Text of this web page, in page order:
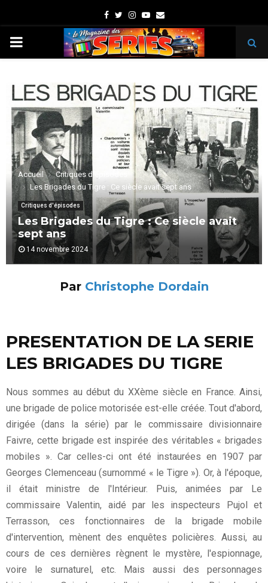
Facebook
TwitterInstagram
Youtube
Email
PRIMARY
Accueil
Critiques d'épisodes
Les Brigades du Tigre : Ce siècle avait sept ans
Critiques d'épisodes
Les Brigades du Tigre : Ce siècle avait
sept ans
14 novembre 2024
Par Christophe Dordain
PRESENTATION DE LA SERIE
LES BRIGADES DU TIGRE
Nous sommes au début du XXème siècle en France. Ainsi,
une brigade de police motorisée est-elle créée. Tout d'abord,
dirigée (dans la série) par le commissaire divisionnaire
Faivre, cette brigade est inspirée des véritables « brigades
mobiles ». Car celles-ci ont été instaurées en 1907 par
Georges Clemenceau (surnommé « le Tigre »). Or, à l'époque,
il était ministre de l'Intérieur. Puis, animées par Le
commissaire Valentin, aidé par les inspecteurs Pujol et
Terrasson, ces fonctionnaires de la brigade mobile
d'intervention, mènent des enquêtes policières. Aussi, au
cours de ces dernières règnent le mystère, l'espionnage,
voire le surnaturel, etc. Mais aussi des personnages